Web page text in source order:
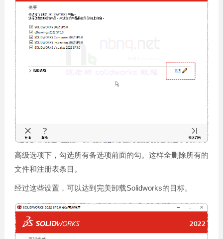
高级选项下，勾选所有备选项前面的勾。这样全删除所有的
文件和注册表条目。
经过这些设置，可以达到完美卸载Solidworks的目标。